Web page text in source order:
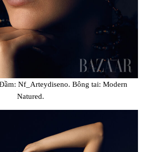
Nf_Arteydiseno. Bông tai: Modern
Natured.